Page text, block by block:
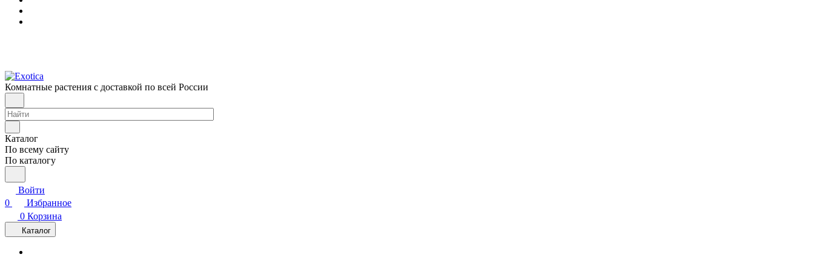
Комнатные растения с доставкой по всей России
Каталог
По всему сайту
По каталогу
Войти
0
Избранное
0 Корзина
Каталог